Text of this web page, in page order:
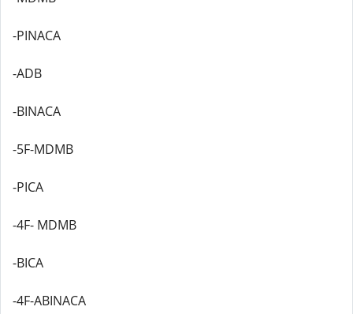
-PINACA
-ADB
-BINACA
-5F-MDMB
-PICA
-4F- MDMB
-BICA
-4F-ABINACA